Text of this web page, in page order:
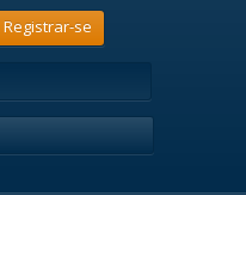
Registrar-se